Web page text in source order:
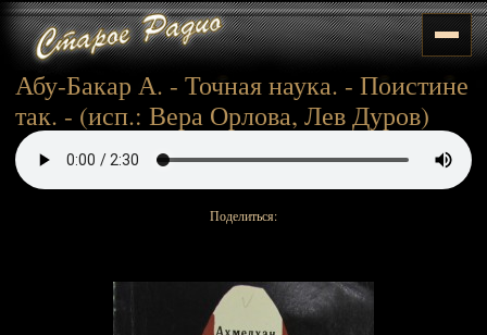
Абу-Бакар А. - Точная наука. - Поистине
так. - (исп.: Вера Орлова, Лев Дуров)
Поделиться: